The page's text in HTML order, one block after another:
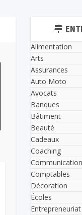
Alimentation
Arts
Assurances
Auto Moto
Avocats
Banques
Bâtiment
Beauté
Cadeaux
Coaching
Communication
Comptables
Décoration
Écoles
Entrepreneuriat